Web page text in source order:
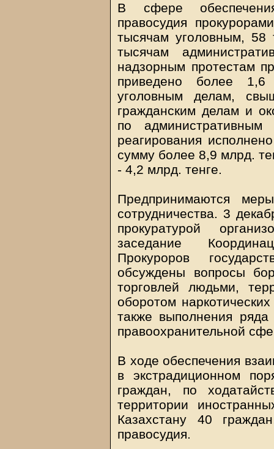
В сфере
правосудия
тысячам уголовным,
тысячам
надзорным протестам
приведено более 1,6
уголовным делам,
гражданским делам и
по
реагирования
сумму более 8,9 млрд.
- 4,2 млрд. тенге.
Предпринимаются
сотрудничества. 3
прокуратурой
заседание
Прокуроров
обсуждены вопросы
торговлей людьми,
оборотом
также выполнения
правоохранительной
В ходе обеспечения
в экстрадиционном
граждан, по
территории
Казахстану 40
правосудия.